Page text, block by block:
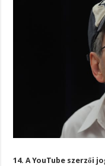
14. A YouTube szerzői